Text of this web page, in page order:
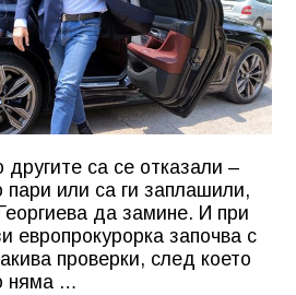
са се отказали –
пари или са ги заплашили,
да замине. И при
европрокурорка започва с
проверки, след което
няма …